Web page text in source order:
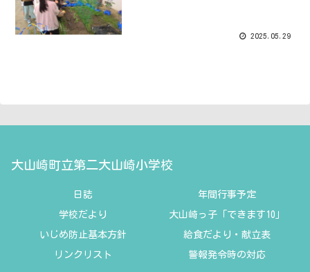
2025.05.29
大山崎町立第二大山崎小学校
日誌 年間行事予定
学校だより 大山崎っ子「できます10」
いじめ防止基本方針 給食だより・献立表
リンクリスト 警報発令時の対応